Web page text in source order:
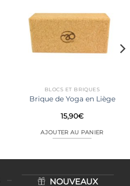
BLOCS ET BRIQUES
Brique de Yoga en Liège
15,90€
AJOUTER AU PANIER
NOUVEAUX